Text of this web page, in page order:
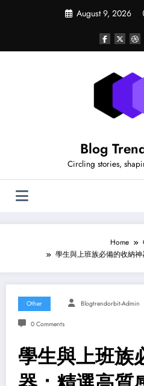
August 9, 2026
Blog
Circling stories,
Home
學生與上班族必備的收納
Other Blogtrendorbit-Admin
0 Comments
學生與上班族